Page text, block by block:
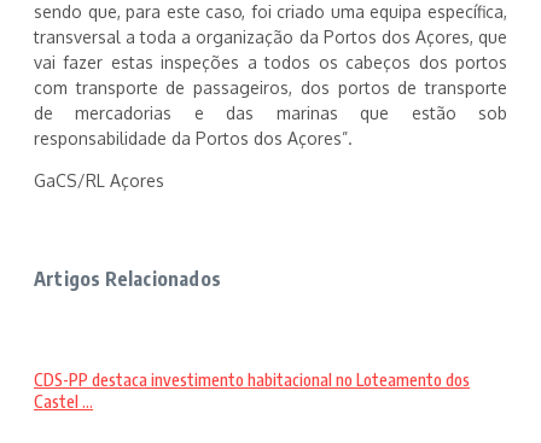
sendo que, para este caso, foi criado uma equipa específica,
transversal a toda a organização da Portos dos Açores, que
vai fazer estas inspeções a todos os cabeços dos portos
com transporte de passageiros, dos portos de transporte
de mercadorias e das marinas que estão sob
responsabilidade da Portos dos Açores”.
GaCS/RL Açores
Artigos Relacionados
CDS-PP destaca investimento habitacional no Loteamento dos
Castel ...